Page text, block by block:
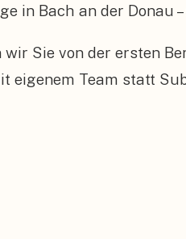
in Bach an der Donau
Sie von der ersten
eigenem Team statt